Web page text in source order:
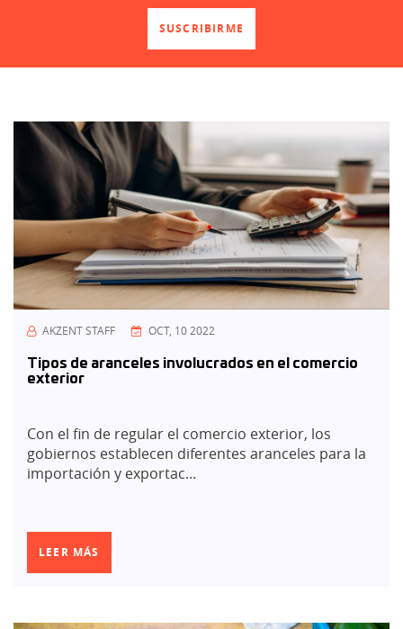
SUSCRIBIRME
AKZENT STAFF OCT, 10 2022
Tipos de aranceles involucrados en el comercio
exterior
Con el fin de regular el comercio exterior, los
gobiernos establecen diferentes aranceles para la
importación y exportac...
LEER MÁS